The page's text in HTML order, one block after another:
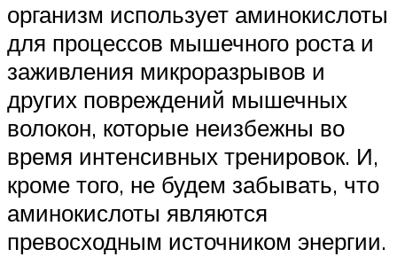
организм использует аминокислоты
для процессов мышечного роста и
заживления микроразрывов и
других повреждений мышечных
волокон, которые неизбежны во
время интенсивных тренировок. И,
кроме того, не будем забывать, что
аминокислоты являются
превосходным источником энергии.